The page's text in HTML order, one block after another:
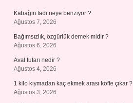
Kabağın tadı neye benziyor ?
Ağustos 7, 2026
Bağımsızlık, özgürlük demek midir ?
Ağustos 6, 2026
Aval tutarı nedir ?
Ağustos 4, 2026
1 kilo kıymadan kaç ekmek arası köfte çıkar ?
Ağustos 3, 2026